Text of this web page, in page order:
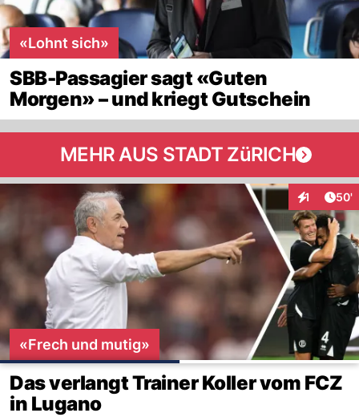
«Lohnt sich»
SBB-Passagier sagt «Guten
Morgen» – und kriegt Gutschein
MEHR AUS STADT ZüRICH
1 50'
«Frech und mutig»
Das verlangt Trainer Koller vom FCZ
in Lugano